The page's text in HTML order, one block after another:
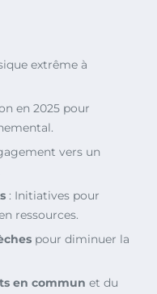
extrême à
en 2025 pour
vers un
: Initiatives pour
ressources.
pour diminuer la
en commun et du